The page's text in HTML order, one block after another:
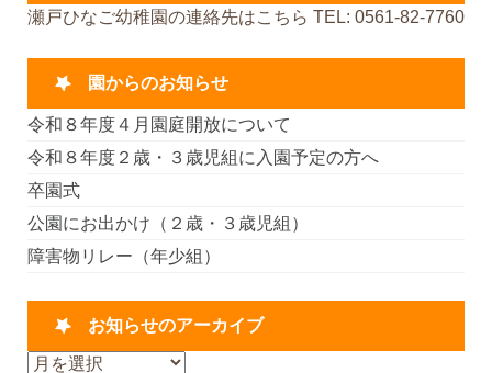
瀬戸ひなご幼稚園の連絡先はこちら TEL: 0561-82-7760
園からのお知らせ
令和８年度４月園庭開放について
令和８年度２歳・３歳児組に入園予定の方へ
卒園式
公園にお出かけ（２歳・３歳児組）
障害物リレー（年少組）
お知らせのアーカイブ
お